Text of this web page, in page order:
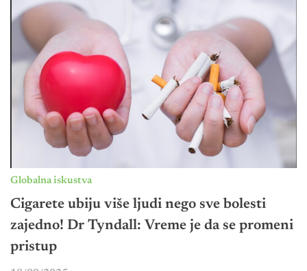
Globalna iskustva
Cigarete ubiju više ljudi nego sve bolesti
zajedno! Dr Tyndall: Vreme je da se promeni
pristup